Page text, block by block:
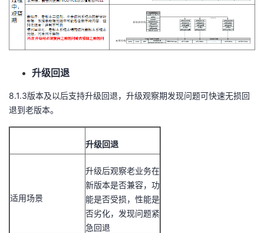
升级回退
8.1.3版本及以后支持升级回退，升级观察期发现问题可快速无损回
退到老版本。
升级回退
适用场景
升级后观察老业务在
新版本是否兼容，功
能是否受损，性能是
否劣化，发现问题紧
急回退